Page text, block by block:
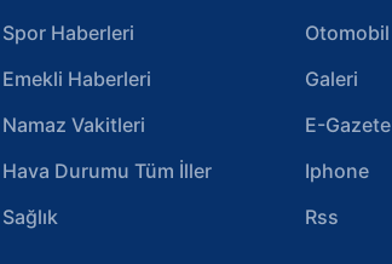
Spor Haberleri
Emekli Haberleri
Namaz Vakitleri
Hava Durumu Tüm İller
Sağlık
Otomobil
Galeri
E-Gazete
Iphone
Rss